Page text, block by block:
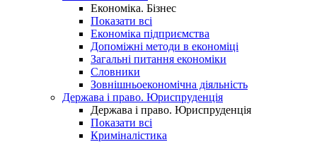
Економіка. Бізнес
Показати всі
Економіка підприємства
Допоміжні методи в економіці
Загальні питання економіки
Словники
Зовнішньоекономічна діяльність
Держава і право. Юриспруденція
Держава і право. Юриспруденція
Показати всі
Криміналістика